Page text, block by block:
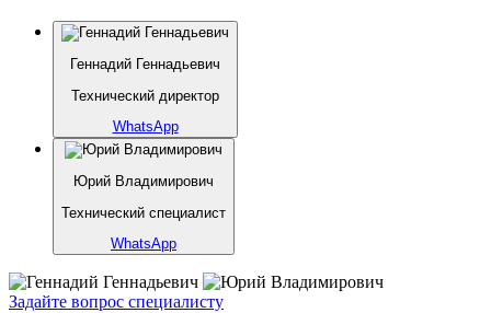
Геннадий Геннадьевич
Технический директор
WhatsApp
Юрий Владимирович
Технический специалист
WhatsApp
Задайте вопрос специалисту